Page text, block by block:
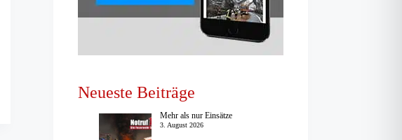
Neueste Beiträge
Mehr als nur Einsätze
3. August 2026